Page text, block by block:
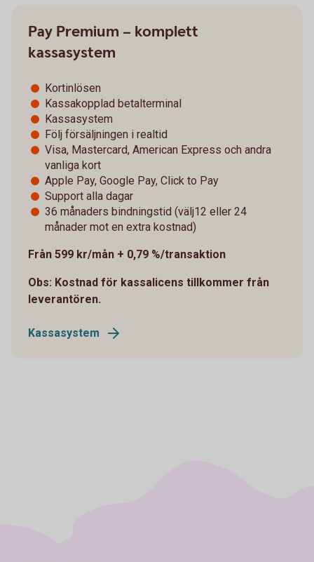
Pay Premium – komplett
kassasystem
Kortinlösen
Kassakopplad betalterminal
Kassasystem
Följ försäljningen i realtid
Visa, Mastercard, American Express och andra
vanliga kort
Apple Pay, Google Pay, Click to Pay
Support alla dagar
36 månaders bindningstid (välj12 eller 24
månader mot en extra kostnad)
Från 599 kr/mån + 0,79 %/transaktion
Obs: Kostnad för kassalicens tillkommer från
leverantören.
Kassasystem